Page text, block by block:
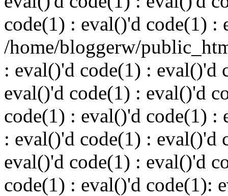
code(1) : eval()'d code(1) :
/home/bloggerw/
: eval()'d code(1) : eval()'d
eval()'d code(1) : eval()'d
code(1) : eval()'d code(1) :
: eval()'d code(1) : eval()'d
eval()'d code(1) : eval()'d
code(1) : eval()'d code(1):